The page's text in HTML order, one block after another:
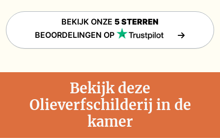
BEKIJK ONZE 5 STERREN
BEOORDELINGEN OP
Bekijk deze
Olieverfschilderij in de
kamer